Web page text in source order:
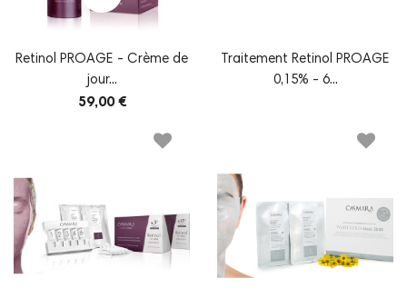
Retinol PROAGE - Crème de
jour...
59,00 €
Traitement Retinol PROAGE
0,15% - 6...